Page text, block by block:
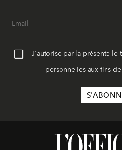
J'autorise par la présente le
personnelles aux fins